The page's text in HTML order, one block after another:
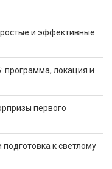
и эффективные
программа, локация и
первого
к светлому